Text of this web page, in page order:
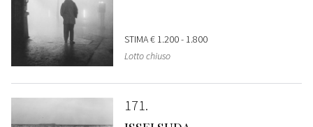
STIMA€ 1.200 - 1.800
Lotto chiuso
171